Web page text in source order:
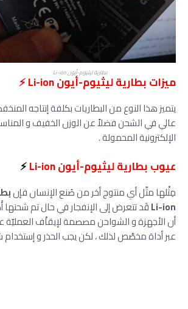
بطارية ليثيوم-أيون Li-ion
ميزات بطارية ليثيوم-أيون Li-ion ⚡
يتميز هذا النوع من البطاريات بكلفة إنتاجه
عالي في الشحن فضلاً عن الوزن الخفيف و
الإلكترونية المحمولة .
عيوب بطارية ليثيوم-أيون Li-ion ⚡
مِثْلها مثّل أي منتوج أخر من صُنع الإنسان فإن
Li-ionقَد تتعرض إلى الإنفجار في حال تم شحنها
أن الأجهزة و الشواحن مصصمة لإيقاْف العمليّة
عبر أداة مخصَّص لذلك ، لكن يجب الحذر و